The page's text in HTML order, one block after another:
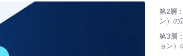
第2層
ン）の
第3層
ョン）